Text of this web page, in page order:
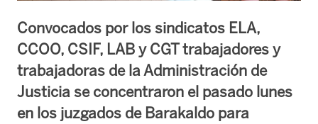
Convocados por los sindicatos ELA,
CCOO, CSIF, LAB y CGT trabajadores y
trabajadoras de la Administración de
Justicia se concentraron el pasado lunes
en los juzgados de Barakaldo para